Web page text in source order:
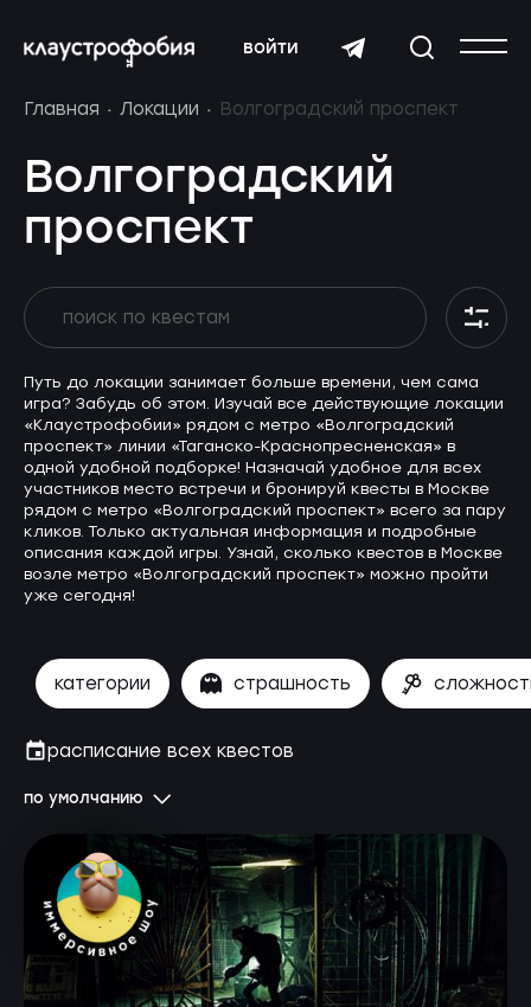
войти
Главная Локации Волгоградский проспект
Волгоградский
проспект
Путь до локации занимает больше времени, чем сама
игра? Забудь об этом. Изучай все действующие локации
«Клаустрофобии» рядом с метро «Волгоградский
проспект» линии «Таганско-Краснопресненская» в
одной удобной подборке! Назначай удобное для всех
участников место встречи и бронируй квесты в Москве
рядом с метро «Волгоградский проспект» всего за пару
кликов. Только актуальная информация и подробные
описания каждой игры. Узнай, сколько квестов в Москве
возле метро «Волгоградский проспект» можно пройти
уже сегодня!
категории страшность
по умолчанию
расписание всех квестов